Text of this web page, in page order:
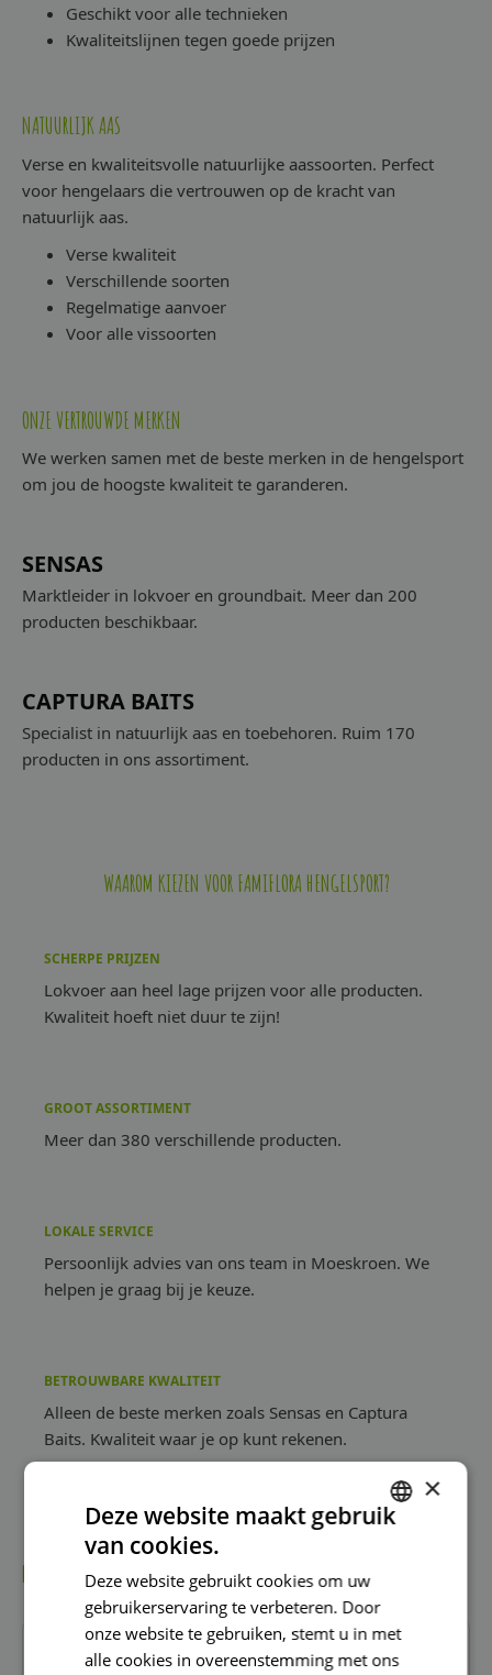
Geschikt voor alle technieken
Kwaliteitslijnen tegen goede prijzen
NATUURLIJK AAS
Verse en kwaliteitsvolle natuurlijke aassoorten. Perfect
voor hengelaars die vertrouwen op de kracht van
natuurlijk aas.
Verse kwaliteit
Verschillende soorten
Regelmatige aanvoer
Voor alle vissoorten
ONZE VERTROUWDE MERKEN
We werken samen met de beste merken in de hengelsport
om jou de hoogste kwaliteit te garanderen.
SENSAS
Marktleider in lokvoer en groundbait. Meer dan 200
producten beschikbaar.
CAPTURA BAITS
Specialist in natuurlijk aas en toebehoren. Ruim 170
producten in ons assortiment.
WAAROM KIEZEN VOOR FAMIFLORA HENGELSPORT?
SCHERPE PRIJZEN
Lokvoer aan heel lage prijzen voor alle producten.
Kwaliteit hoeft niet duur te zijn!
GROOT ASSORTIMENT
Meer dan 380 verschillende producten.
LOKALE SERVICE
Persoonlijk advies van ons team in Moeskroen. We
helpen je graag bij je keuze.
BETROUWBARE KWALITEIT
Alleen de beste merken zoals Sensas en Captura
Baits. Kwaliteit waar je op kunt rekenen.
BEKIJK OOK DEZE RUBRIEKEN:
×
Deze website maakt gebruik
van cookies.
Deze website gebruikt cookies om uw
gebruikerservaring te verbeteren. Door
onze website te gebruiken, stemt u in met
alle cookies in overeenstemming met ons